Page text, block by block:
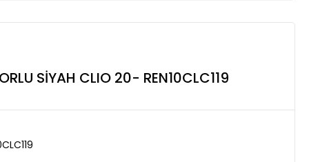
SİYAH CLIO 20- REN10CLC119